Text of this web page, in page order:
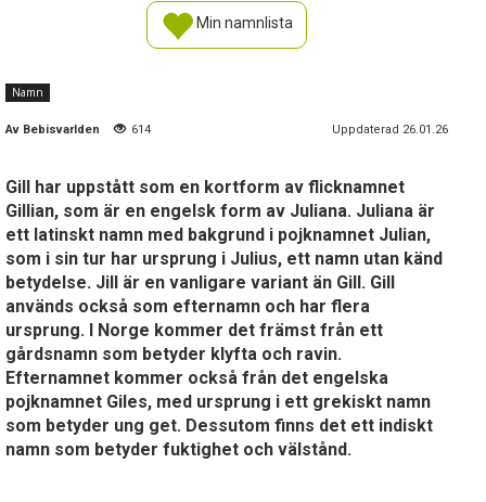
Min namnlista
Namn
Av Bebisvarlden 614 Uppdaterad 26.01.26
Gill har uppstått som en kortform av flicknamnet
Gillian, som är en engelsk form av Juliana. Juliana är
ett latinskt namn med bakgrund i pojknamnet Julian,
som i sin tur har ursprung i Julius, ett namn utan känd
betydelse. Jill är en vanligare variant än Gill. Gill
används också som efternamn och har flera
ursprung. I Norge kommer det främst från ett
gårdsnamn som betyder klyfta och ravin.
Efternamnet kommer också från det engelska
pojknamnet Giles, med ursprung i ett grekiskt namn
som betyder ung get. Dessutom finns det ett indiskt
namn som betyder fuktighet och välstånd.